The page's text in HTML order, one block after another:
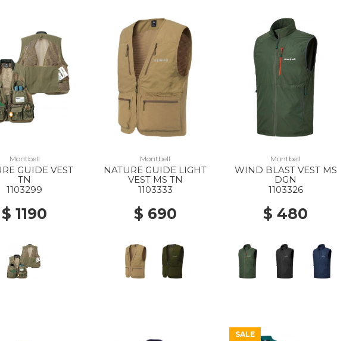
Montbell
GUIDE VEST
TN
1103299
$ 1190
Montbell
NATURE GUIDE LIGHT
VEST MS TN
1103333
$ 690
Montbell
WIND BLAST VEST MS
DGN
1103326
$ 480
SALE